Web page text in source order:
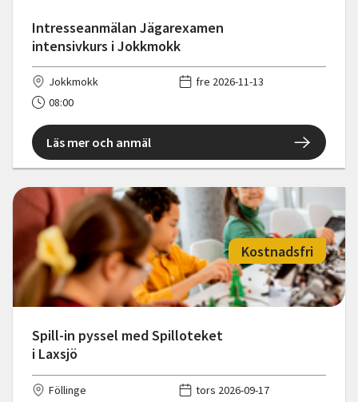
Intresseanmälan Jägarexamen
intensivkurs i Jokkmokk
Jokkmokk
fre 2026-11-13
08:00
Läs mer och anmäl
Spill-in pyssel med Spilloteket
i Laxsjö
Kostnadsfri
Föllinge
tors 2026-09-17